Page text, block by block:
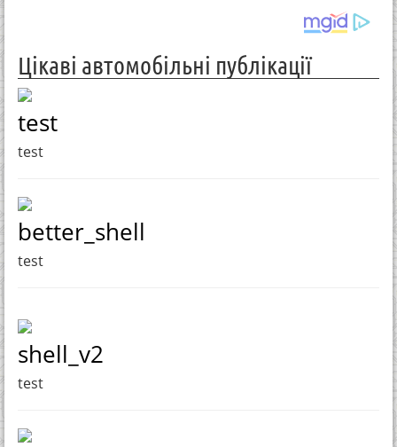
Цікаві автомобільні публікації
test
test
better_shell
test
shell_v2
test